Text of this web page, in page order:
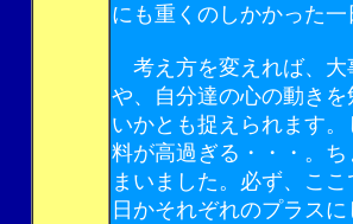
にも重くのしかかった一
考え方を変えれば、大
や、自分達の心の動き
いかとも捉えられます
料が高過ぎる・・・。
まいました。必ず、こ
日かそれぞれのプラス